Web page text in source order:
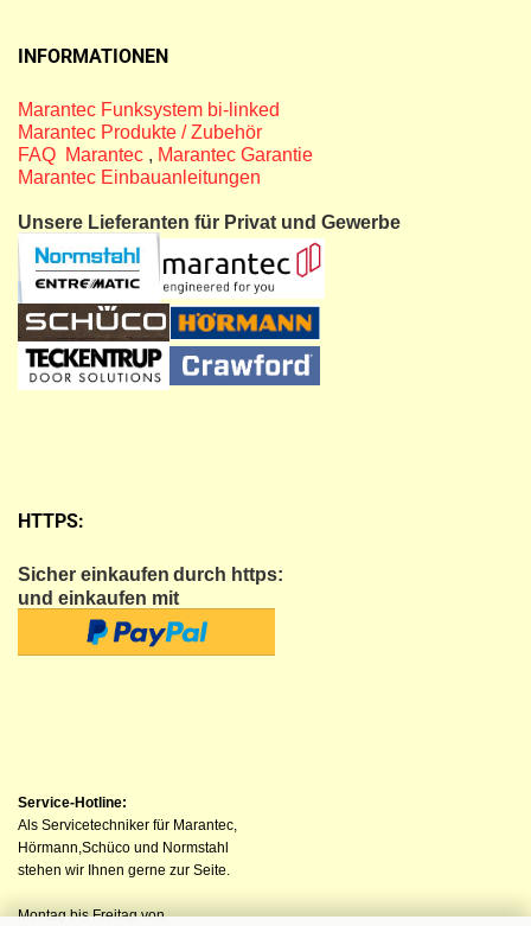
INFORMATIONEN
Marantec Funksystem bi-linked
Marantec Produkte / Zubehör
FAQ Marantec , Marantec Garantie
Marantec Einbauanleitungen
Unsere Lieferanten für Privat und Gewerbe
HTTPS:
Sicher einkaufen durch https:
und einkaufen mit
Service-Hotline:
Als Servicetechniker für Marantec,
Hörmann,Schüco und Normstahl
stehen wir Ihnen gerne zur Seite.
Montag bis Freitag von